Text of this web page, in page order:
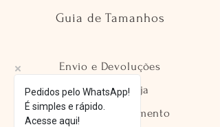
Guia de Tamanhos
Envio e Devoluções
Política da Loja
Métodos de Pagamento
Pedidos pelo WhatsApp!
É simples e rápido.
Acesse aqui!